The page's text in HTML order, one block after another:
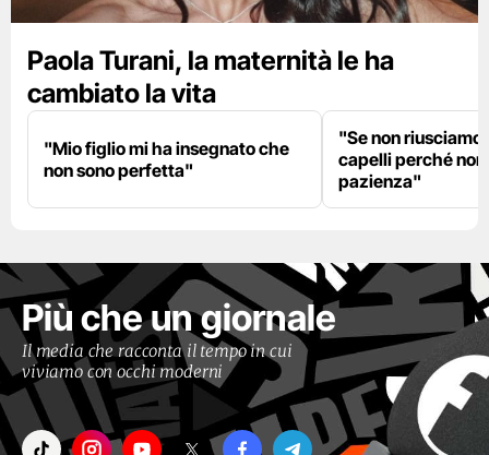
Paola Turani, la maternità le ha
cambiato la vita
"Mio figlio mi ha insegnato che
non sono perfetta"
"Se non riusciamo
capelli perché
pazienza"
Più che un giornale
Il media che racconta il tempo in cui
viviamo con occhi moderni